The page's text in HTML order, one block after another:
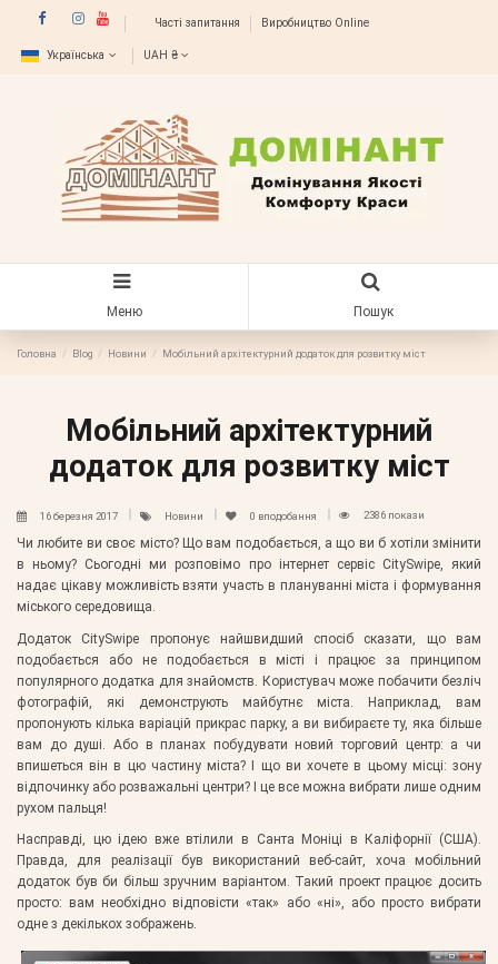
Часті запитання Виробництво Online
Українська UAH ₴
Меню Пошук
Головна Blog Новини Мобільний архітектурний додаток для розвитку міст
Мобільний архітектурний
додаток для розвитку міст
16 березня 2017 Новини 0 вподобання 2386 покази
Чи любите ви своє місто? Що вам подобається, а що ви б хотіли змінити
в ньому? Сьогодні ми розповімо про інтернет сервіс CitySwipe, який
надає цікаву можливість взяти участь в плануванні міста і формування
міського середовища.
Додаток CitySwipe пропонує найшвидший спосіб сказати, що вам
подобається або не подобається в місті і працює за принципом
популярного додатка для знайомств. Користувач може побачити безліч
фотографій, які демонструють майбутнє міста. Наприклад, вам
пропонують кілька варіацій прикрас парку, а ви вибираєте ту, яка більше
вам до душі. Або в планах побудувати новий торговий центр: а чи
впишеться він в цю частину міста? І що ви хочете в цьому місці: зону
відпочинку або розважальні центри? І це все можна вибрати лише одним
рухом пальця!
Насправді, цю ідею вже втілили в Санта Моніці в Каліфорнії (США).
Правда, для реалізації був використаний веб-сайт, хоча мобільний
додаток був би більш зручним варіантом. Такий проект працює досить
просто: вам необхідно відповісти «так» або «ні», або просто вибрати
одне з декількох зображень.